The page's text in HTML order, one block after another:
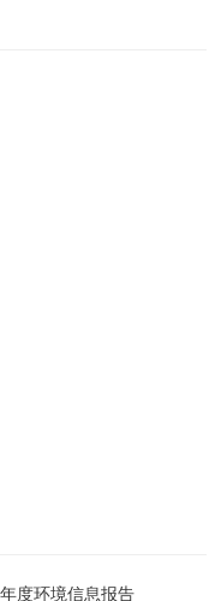
度环境信息报告